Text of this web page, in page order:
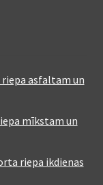
asfaltam un
mīkstam un
riepa ikdienas